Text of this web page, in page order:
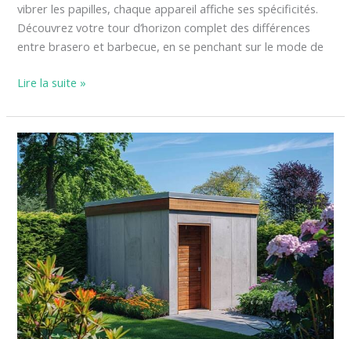
vibrer les papilles, chaque appareil affiche ses spécificités.
Découvrez votre tour d’horizon complet des différences
entre brasero et barbecue, en se penchant sur le mode de
Lire la suite »
Construire
un
abri
de
jardin
en
béton
cellulaire
:
guide
étape